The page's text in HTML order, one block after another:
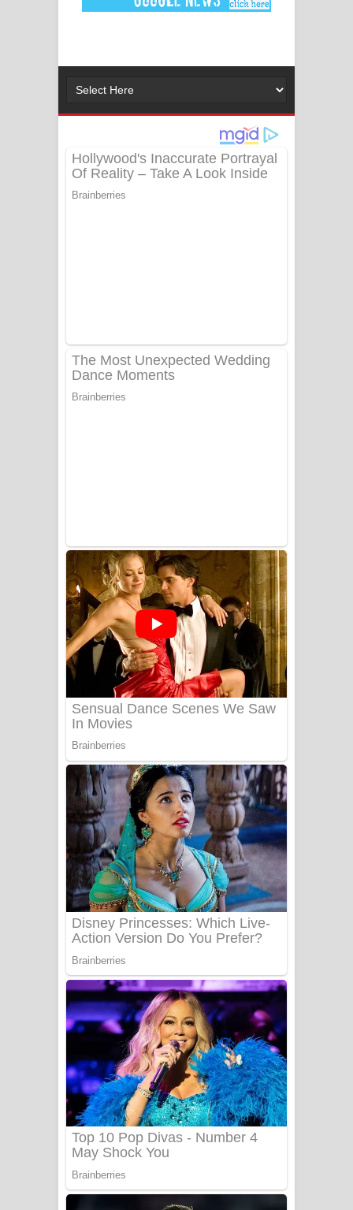
Lassana Amma Song Lyrics - ලස්සන
Gemak Deela Song Lyrics - ගේමක් දීලා
Niwuna Numba Hinda Song Lyrics -
නිවුනා නුඹ හින්දා ගීතයේ පද පෙළ
Numba Dun Aadare Song Lyrics - නුඹ
පෙළ
Benthara Palame Song Lyrics -
වැඩි නිසා ගීතයේ පද පෙළ
UNUHUMA Song Lyrics - උණුහුම
ගීතයේ පද පෙළ
Katakara Song Lyrics - කටකාර ගීතයේ
පද පෙළ
Tharu Yaye Dilena Song Lyrics - තරු
යායේ දිලෙනා ගීතයේ පද පෙළ
Ow Man Sosa Song Lyrics - ඔව් මං
සෝසා ගීතයේ පද පෙළ
Heavy Weight Song Lyrics
Aye Lanweela Song Lyrics - ආයේ
ලංවීලා ගීතයේ පද පෙළ
Ala purannata Song Lyrics - ආල
පුරන්නට ගීතයේ පද පෙළ
FEVER DREAM Lyrics - Alex Warren
BTS : Hooligan Lyrics
Apa Hamuwee Song Lyrics - අප හමුවී
ගීතයේ පද පෙළ
ගීතයේ පද පෙළ